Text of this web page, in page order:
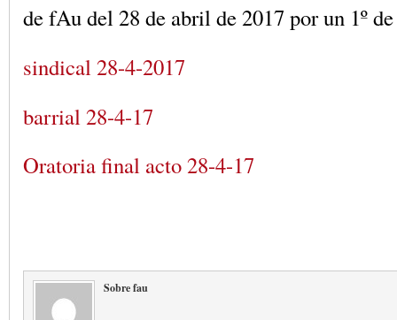
de fAu del 28 de abril de 2017 por un 1º
sindical 28-4-2017
barrial 28-4-17
Oratoria final acto 28-4-17
Sobre fau